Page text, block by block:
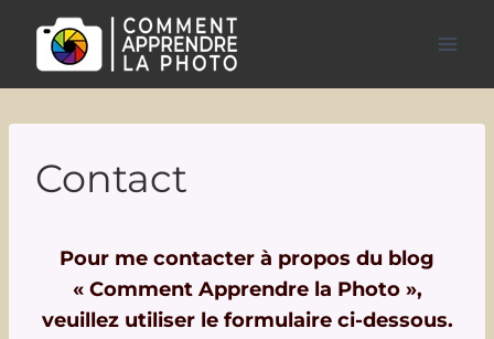
contenu
Contact
Pour me contacter à propos du blog
« Comment Apprendre la Photo »,
veuillez utiliser le formulaire ci-dessous.